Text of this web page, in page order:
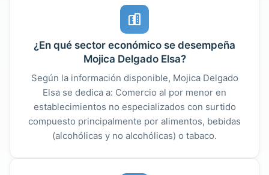
¿En qué sector económico se desempeña
Mojica Delgado Elsa?
Según la información disponible, Mojica Delgado
Elsa se dedica a: Comercio al por menor en
establecimientos no especializados con surtido
compuesto principalmente por alimentos, bebidas
(alcohólicas y no alcohólicas) o tabaco.